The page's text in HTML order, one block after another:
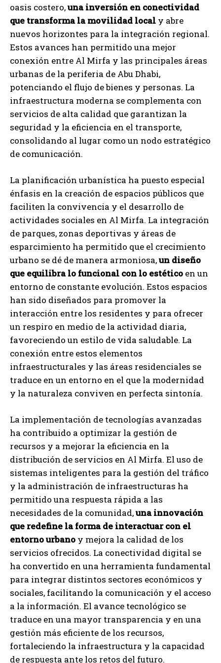
oasis costero,una inversión en conectividad
que transforma la movilidad local y abre
nuevos horizontes para la integración regional.
Estos avances han permitido una mejor
conexión entre Al Mirfa y las principales áreas
urbanas de la periferia de Abu Dhabi,
potenciando el flujo de bienes y personas. La
infraestructura moderna se complementa con
servicios de alta calidad que garantizan la
seguridad y la eficiencia en el transporte,
consolidando al lugar como un nodo estratégico
de comunicación.
La planificación urbanística ha puesto especial
énfasis en la creación de espacios públicos que
faciliten la convivencia y el desarrollo de
actividades sociales en Al Mirfa. La integración
de parques, zonas deportivas y áreas de
esparcimiento ha permitido que el crecimiento
urbano se dé de manera armoniosa,un diseño
que equilibra lo funcional con lo estético en un
entorno de constante evolución. Estos espacios
han sido diseñados para promover la
interacción entre los residentes y para ofrecer
un respiro en medio de la actividad diaria,
favoreciendo un estilo de vida saludable. La
conexión entre estos elementos
infraestructurales y las áreas residenciales se
traduce en un entorno en el que la modernidad
y la naturaleza conviven en perfecta sintonía.
La implementación de tecnologías avanzadas
ha contribuido a optimizar la gestión de
recursos y a mejorar la eficiencia en la
distribución de servicios en Al Mirfa. El uso de
sistemas inteligentes para la gestión del tráfico
y la administración de infraestructuras ha
permitido una respuesta rápida a las
necesidades de la comunidad,una innovación
que redefine la forma de interactuar con el
entorno urbano y mejora la calidad de los
servicios ofrecidos. La conectividad digital se
ha convertido en una herramienta fundamental
para integrar distintos sectores económicos y
sociales, facilitando la comunicación y el acceso
a la información. El avance tecnológico se
traduce en una mayor transparencia y en una
gestión más eficiente de los recursos,
fortaleciendo la infraestructura y la capacidad
de respuesta ante los retos del futuro.